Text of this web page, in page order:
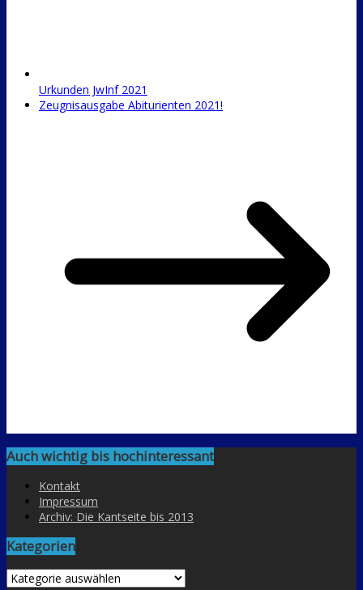
Urkunden JwInf 2021
Zeugnisausgabe Abiturienten 2021!
Auch wichtig bis hochinteressant
Kontakt
Impressum
Archiv: Die Kantseite bis 2013
Kategorien
Kategorien